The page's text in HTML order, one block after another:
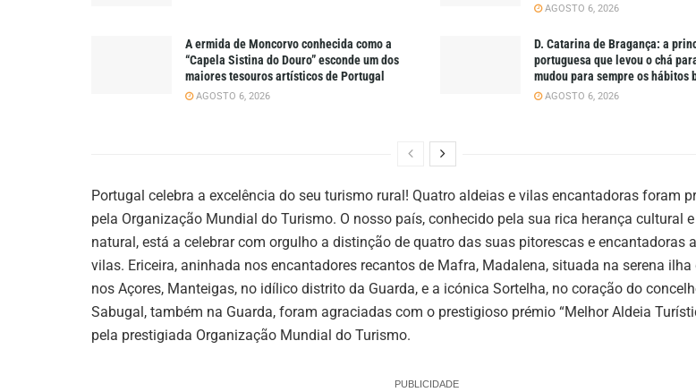
AGOSTO 6, 2026
A ermida de Moncorvo conhecida como a
“Capela Sistina do Douro” esconde um dos
maiores tesouros artísticos de Portugal
AGOSTO 6, 2026
D. Catarina de Bragança: a
portuguesa que levou o chá
mudou para sempre os hábitos
AGOSTO 6, 2026
Portugal celebra a excelência do seu turismo rural! Quatro aldeias e vilas encantadoras foram
pela Organização Mundial do Turismo. O nosso país, conhecido pela sua rica herança cultural
natural, está a celebrar com orgulho a distinção de quatro das suas pitorescas e encantadoras
vilas. Ericeira, aninhada nos encantadores recantos de Mafra, Madalena, situada na serena ilha
nos Açores, Manteigas, no idílico distrito da Guarda, e a icónica Sortelha, no coração do
Sabugal, também na Guarda, foram agraciadas com o prestigioso prémio “Melhor Aldeia
pela prestigiada Organização Mundial do Turismo.
PUBLICIDADE